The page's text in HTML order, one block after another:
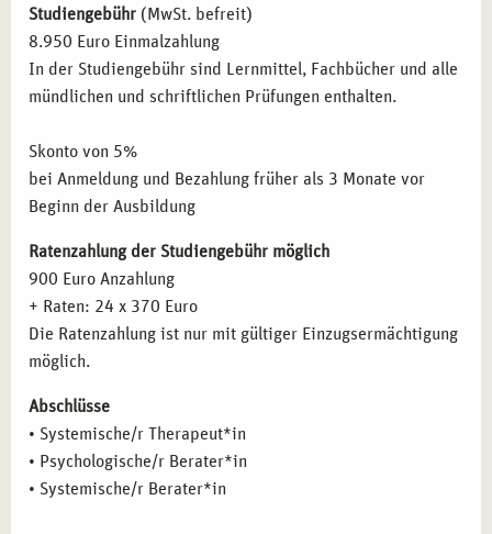
reflektieren und Sicherheit in der praktischen Arbeit
gewinnen.
Integration heilkundlicher Grundlagen:Optionaler Weg
zur Vorbereitung auf die Überprüfung Heilpraktiker
WER PROFITIERT VON DER AUSBILDUNG ZUR
SYSTEMISCHEN THERAPIE IN STUTTGART
BESONDERS?
Unser Angebot richtet sich an engagierte Menschen, die
sich beruflich weiterentwickeln wollen:
Fachleute im psychosozialen Bereich,
Erzieher und Sozialpädagogen,
fundiert fortbilden möchten.
Interessierte mit therapeutischem Berufswunsch,
auf fundierter Grundlage arbeiten wollen.
Studiengebühr (MwSt. befreit)
8.950 Euro Einmalzahlung
In der Studiengebühr sind Lernmittel, Fachbücher und alle
mündlichen und schriftlichen Prüfungen enthalten.
Skonto von 5%
bei Anmeldung und Bezahlung früher als 3 Monate vor
Beginn der Ausbildung
Ratenzahlung der Studiengebühr möglich
900 Euro Anzahlung
+ Raten: 24 x 370 Euro
Die Ratenzahlung ist nur mit gültiger Einzugsermächtigung
möglich.
Abschlüsse
• Systemische/r Therapeut*in
• Psychologische/r Berater*in
• Systemische/r Berater*in